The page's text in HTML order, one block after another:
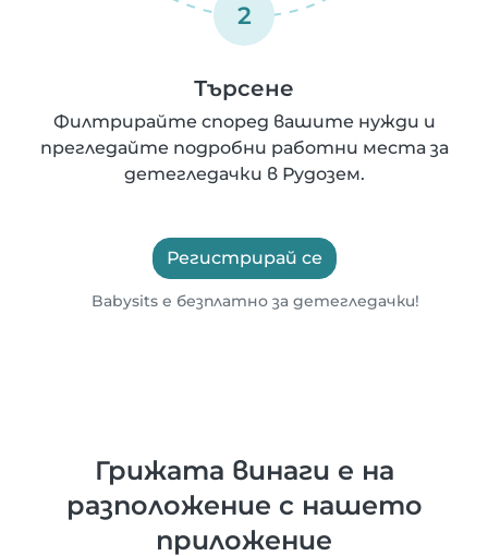
2
Търсене
Филтрирайте според вашите нужди и
прегледайте подробни работни места за
детегледачки в Рудозем.
Регистрирай се
Babysits е безплатно за детегледачки!
Грижата винаги е на
разположение с нашето
приложение